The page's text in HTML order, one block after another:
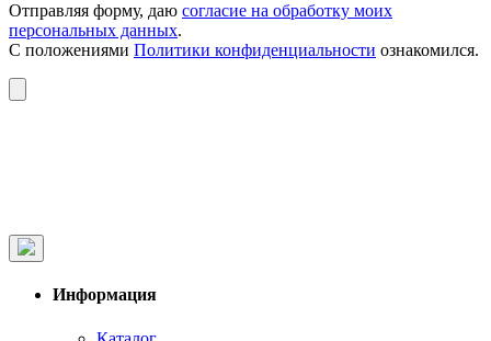
Отправляя форму, даю согласие на обработку моих
персональных данных.
С положениями Политики конфиденциальности ознакомился.
Информация